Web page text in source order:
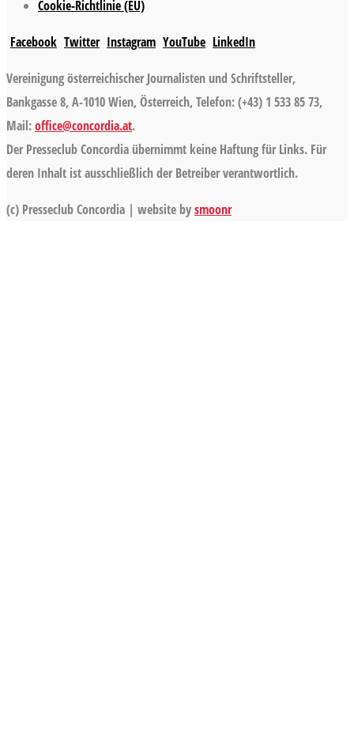
Cookie-Richtlinie (EU)
Facebook Twitter Instagram YouTube LinkedIn
Vereinigung österreichischer Journalisten und Schriftsteller,
Bankgasse 8, A-1010 Wien, Österreich, Telefon: (+43) 1 533 85 73,
Mail:office@concordia.at.
Der Presseclub Concordia übernimmt keine Haftung für Links. Für
deren Inhalt ist ausschließlich der Betreiber verantwortlich.
(c) Presseclub Concordia | website bysmoonr